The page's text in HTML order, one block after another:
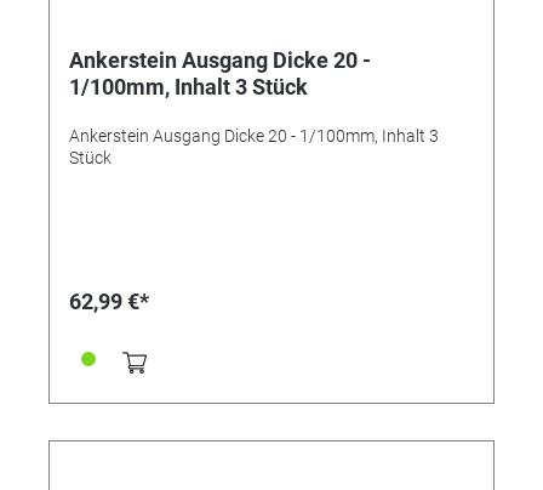
Ankerstein Ausgang Dicke 20 -
1/100mm, Inhalt 3 Stück
Ankerstein Ausgang Dicke 20 - 1/100mm, Inhalt 3
Stück
62,99 €*